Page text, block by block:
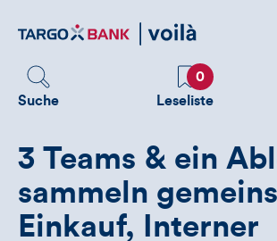
zum
Suche
Favoriten
0
Leseliste
3 Teams & ein
sammeln
Einkauf, Interner